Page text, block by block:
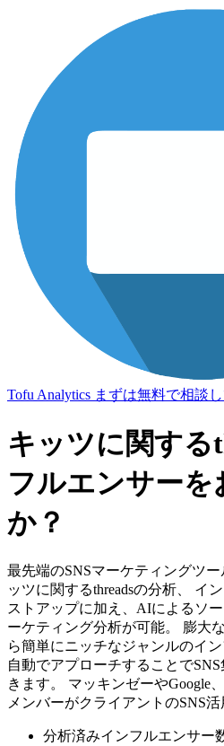
Tofu Analytics まずは無料で相談
キッツに関する
フルエンサーを
か？
最先端のSNSマーケティングツー
ッツに関するthreadsの分析、 イ
ストアップに加え、AIによるソ
ーケティング分析が可能。 膨大
ら簡単にニッチなジャンルのイ
自動でアプローチすることで
きます。 マッキンゼーやGoogle
メンバーがクライアントのSNS活
分析済みインフルエンサー